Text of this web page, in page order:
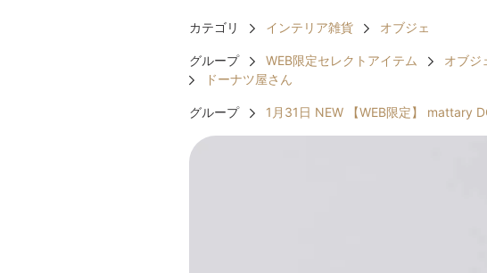
カテゴリ インテリア雑貨 オブジェ
グループ WEB限定セレクトアイテム オブジ
ドーナツ屋さん
グループ 1月31日 NEW 【WEB限定】 mattary